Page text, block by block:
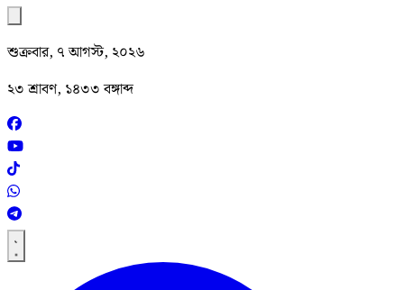
শুক্রবার, ৭ আগস্ট, ২০২৬
২৩ শ্রাবণ, ১৪৩৩ বঙ্গাব্দ